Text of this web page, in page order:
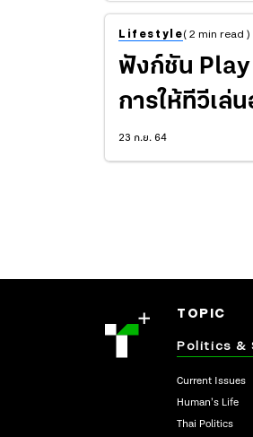
Lifestyle( 2 min read )
ฟังก์ชัน
การให้ทีวีเล่
23 ก.ย. 64
TOPIC
Politics &
Current Issues
Human’s Life
Thai Politics